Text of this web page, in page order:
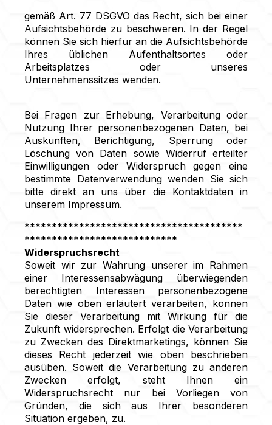
gemäß Art. 77 DSGVO das Recht, sich bei einer
Aufsichtsbehörde zu beschweren. In der Regel
können Sie sich hierfür an die Aufsichtsbehörde
Ihres üblichen Aufenthaltsortes oder
Arbeitsplatzes oder unseres
Unternehmenssitzes wenden.
Bei Fragen zur Erhebung, Verarbeitung oder
Nutzung Ihrer personenbezogenen Daten, bei
Auskünften, Berichtigung, Sperrung oder
Löschung von Daten sowie Widerruf erteilter
Einwilligungen oder Widerspruch gegen eine
bestimmte Datenverwendung wenden Sie sich
bitte direkt an uns über die Kontaktdaten in
unserem Impressum.
****************************************
****************************
Widerspruchsrecht
Soweit wir zur Wahrung unserer im Rahmen
einer Interessensabwägung überwiegenden
berechtigten Interessen personenbezogene
Daten wie oben erläutert verarbeiten, können
Sie dieser Verarbeitung mit Wirkung für die
Zukunft widersprechen. Erfolgt die Verarbeitung
zu Zwecken des Direktmarketings, können Sie
dieses Recht jederzeit wie oben beschrieben
ausüben. Soweit die Verarbeitung zu anderen
Zwecken erfolgt, steht Ihnen ein
Widerspruchsrecht nur bei Vorliegen von
Gründen, die sich aus Ihrer besonderen
Situation ergeben, zu.